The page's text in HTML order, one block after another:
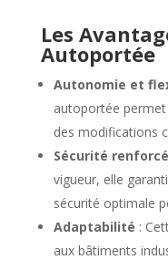
Les
Autoportée
Autonomie et
autoportée
des modifications
Sécurité
vigueur, elle
sécurité optimale
Adaptabilité :
aux bâtiments